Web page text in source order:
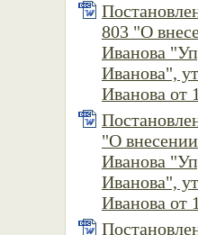
803 "О
Иванова
Иванова",
Иванова от
"О
Иванова
Иванова",
Иванова от